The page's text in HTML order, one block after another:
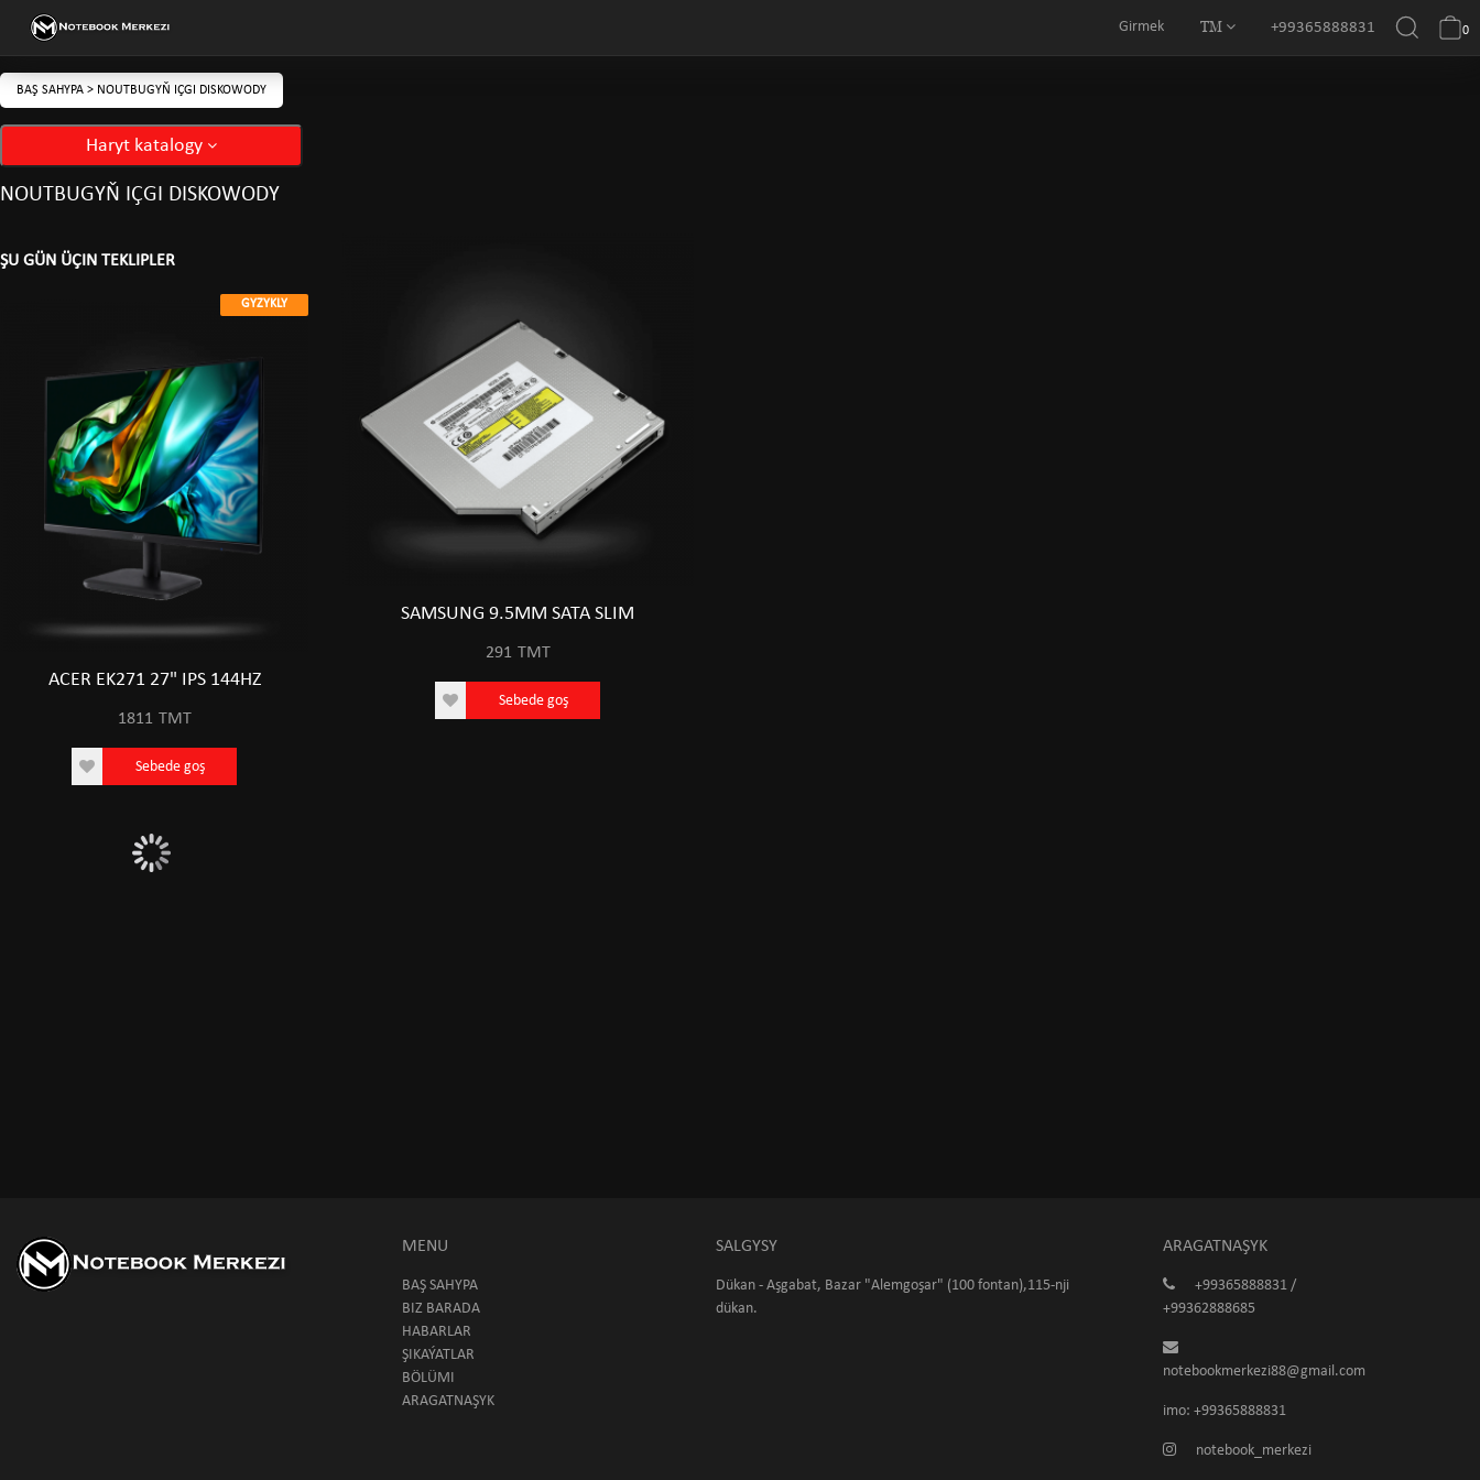
Girmek TM +99365888831 0
BAŞ SAHYPA > NOUTBUGYŇ IÇGI DISKOWODY
Haryt katalogy
NOUTBUGYŇ IÇGI DISKOWODY
ŞU GÜN ÜÇIN TEKLIPLER
GYZYKLY
ACER EK271 27" IPS 144HZ
1811 TMT
Sebede goş
ACER EK271 27" IPS 144HZ
1811 TMT
SAMSUNG 9.5MM SATA SLIM
291 TMT
Sebede goş
MENU
BAŞ SAHYPA
BIZ BARADA
HABARLAR
ŞIKAÝATLAR
BÖLÜMI
ARAGATNAŞYK
SALGYSY
Dükan - Aşgabat, Bazar "Alemgoşar" (100 fontan),115-nji
dükan.
ARAGATNAŞYK
+99365888831 /
+99362888685
notebookmerkezi88@gmail.com
imo: +99365888831
notebook_merkezi